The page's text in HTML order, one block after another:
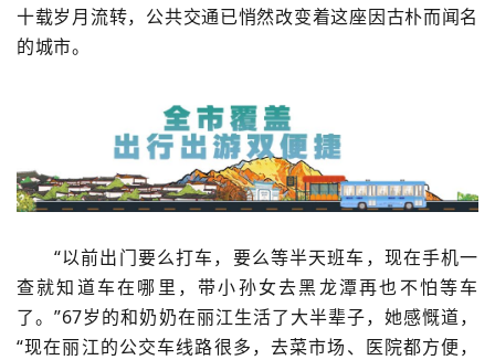
十载岁月流转，公共交通已悄然改变着这座因古朴而闻名
的城市。
“以前出门要么打车，要么等半天班车，现在手机一
查就知道车在哪里，带小孙女去黑龙潭再也不怕等车
了。”67岁的和奶奶在丽江生活了大半辈子，她感慨道，
“现在丽江的公交车线路很多，去菜市场、医院都方便，